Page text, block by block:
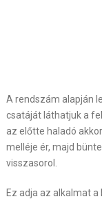
A rendszám alapján
csatáját láthatjuk a
az előtte haladó
melléje ér, majd
visszasorol.
Ez adja az alkalmat